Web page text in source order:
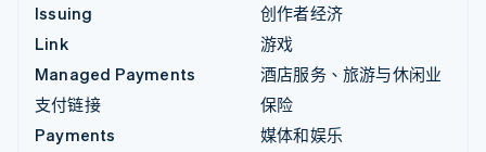
Issuing
Link
Managed Payments
支付链接
Payments
创作者经济
游戏
酒店服务、旅游与休闲业
保险
媒体和娱乐